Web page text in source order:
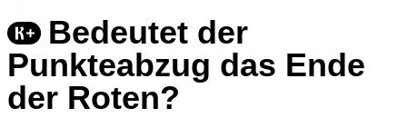
Bedeutet der
Punkteabzug das Ende
der Roten?